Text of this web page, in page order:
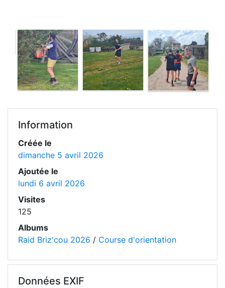
Information
Créée le
dimanche 5 avril 2026
Ajoutée le
lundi 6 avril 2026
Visites
125
Albums
Raid Briz'cou 2026 / Course d'orientation
Données EXIF